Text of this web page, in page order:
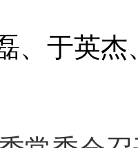
、于英杰